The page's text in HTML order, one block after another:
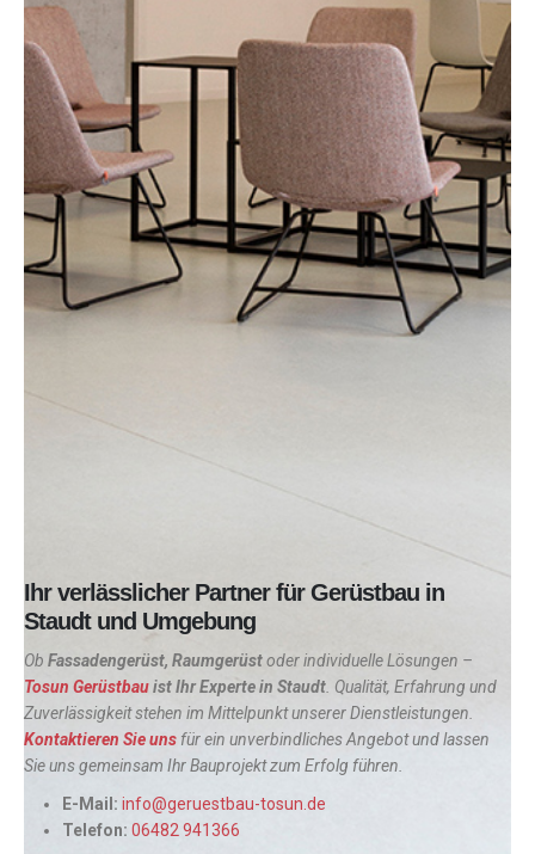
Ihr verlässlicher Partner für Gerüstbau in
Staudt und Umgebung
Ob Fassadengerüst, Raumgerüstoder individuelle Lösungen –
Tosun Gerüstbauist Ihr Experte in Staudt . Qualität, Erfahrung und
Zuverlässigkeit stehen im Mittelpunkt unserer Dienstleistungen.
Kontaktieren Sie uns für ein unverbindliches Angebot und lassen
Sie uns gemeinsam Ihr Bauprojekt zum Erfolg führen.
E-Mail: info@geruestbau-tosun.de
Telefon: 06482 941366